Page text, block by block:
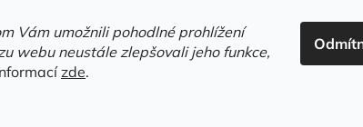
Vám umožnili pohodlné prohlížení
webu neustále zlepšovali jeho funkce,
zde.
HLEDAT